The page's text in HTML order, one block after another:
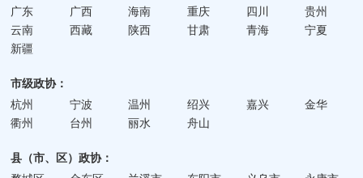
广东
广西 海南 重庆 四川
贵州
云南
西藏 陕西 甘肃 青海
宁夏
新疆
市级政协：
杭州
宁波 温州 绍兴 嘉兴
金华
衢州
台州 丽水 舟山
县（市、区）政协：